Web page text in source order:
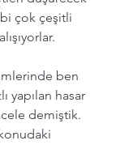
çok çeşitli
ben
yapılan hasar
demiştik.